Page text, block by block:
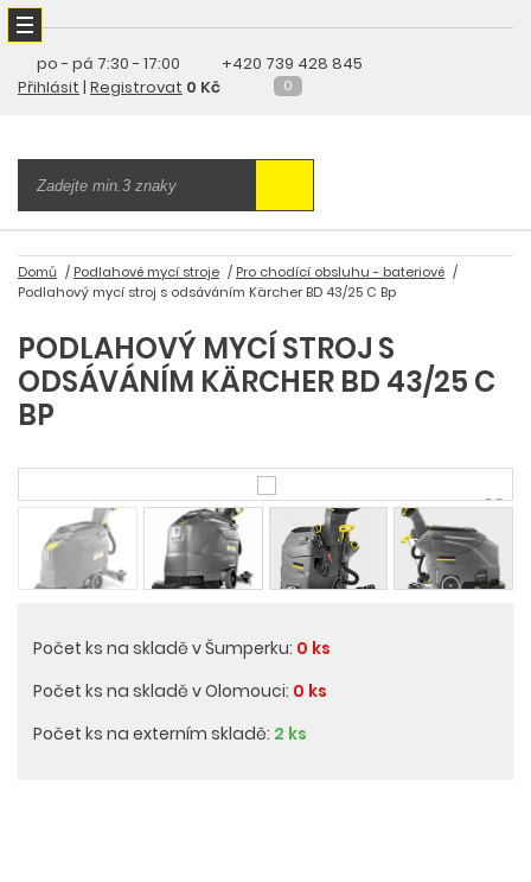
po - pá 7:30 - 17:00
+420 739 428 845
Přihlásit | Registrovat 0 Kč 0
Domů Podlahové mycí stroje
Pro chodící obsluhu - bateriové
Podlahový mycí stroj s odsáváním Kärcher BD 43/25 C Bp
PODLAHOVÝ MYCÍ STROJ S
ODSÁVÁNÍM KÄRCHER BD 43/25 C
BP
Počet ks na skladě v Šumperku: 0 ks
Počet ks na skladě v Olomouci: 0 ks
Počet ks na externím skladě: 2 ks